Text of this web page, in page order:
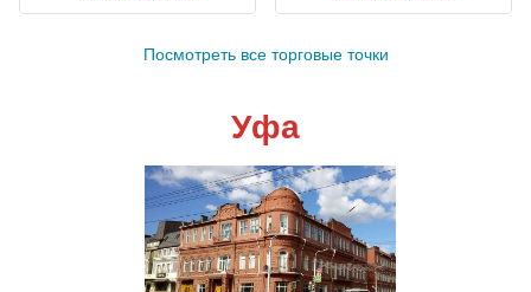
Посмотреть все торговые точки
Уфа